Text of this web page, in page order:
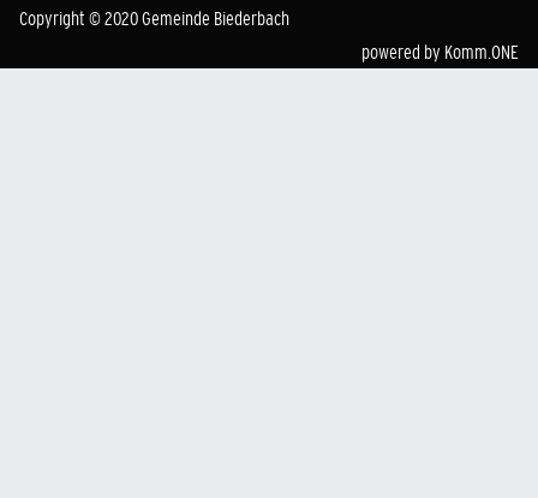
Copyright © 2020 Gemeinde Biederbach
powered by Komm.ONE